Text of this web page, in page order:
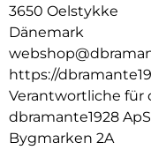
3650 Oelstykke
Dänemark
https://
Verantwortliche für
dbramante1928 ApS
Bygmarken 2A